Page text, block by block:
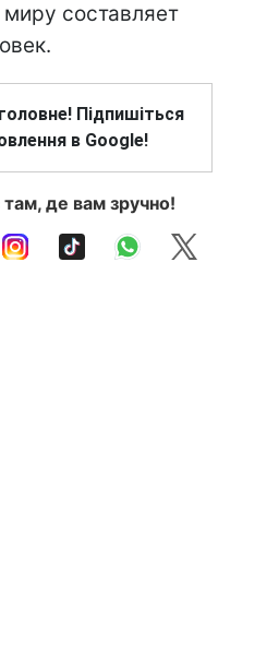
составляет
Підпишіться
в Google!
де вам зручно!